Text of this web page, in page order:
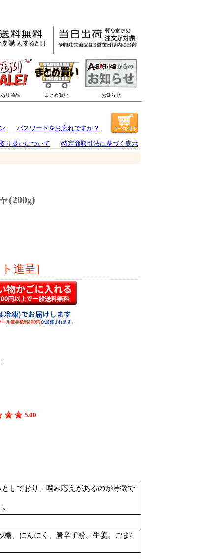
パスワードをお忘れですか？
り扱いについて 特定商取引法に基づく表示
(200g)
進呈]
5.00
しており、噛み応えがあるのが特徴で
糖、にんにく、唐辛子粉、生姜、ごま/